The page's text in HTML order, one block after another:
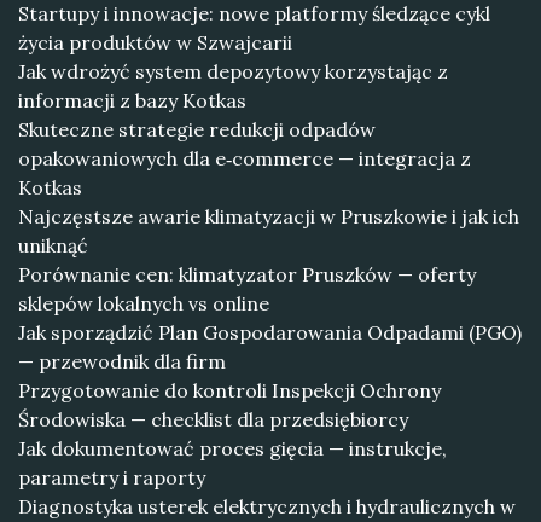
Startupy i innowacje: nowe platformy śledzące cykl
życia produktów w Szwajcarii
Jak wdrożyć system depozytowy korzystając z
informacji z bazy Kotkas
Skuteczne strategie redukcji odpadów
opakowaniowych dla e‑commerce — integracja z
Kotkas
Najczęstsze awarie klimatyzacji w Pruszkowie i jak ich
uniknąć
Porównanie cen: klimatyzator Pruszków — oferty
sklepów lokalnych vs online
Jak sporządzić Plan Gospodarowania Odpadami (PGO)
— przewodnik dla firm
Przygotowanie do kontroli Inspekcji Ochrony
Środowiska — checklist dla przedsiębiorcy
Jak dokumentować proces gięcia — instrukcje,
parametry i raporty
Diagnostyka usterek elektrycznych i hydraulicznych w